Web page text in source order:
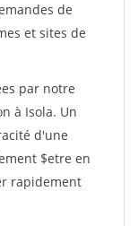
de
et sites de
par notre
à Isola. Un
d'une
$etre en
rapidement